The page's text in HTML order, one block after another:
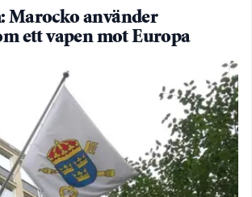
Marocko använder
ett vapen mot Europa